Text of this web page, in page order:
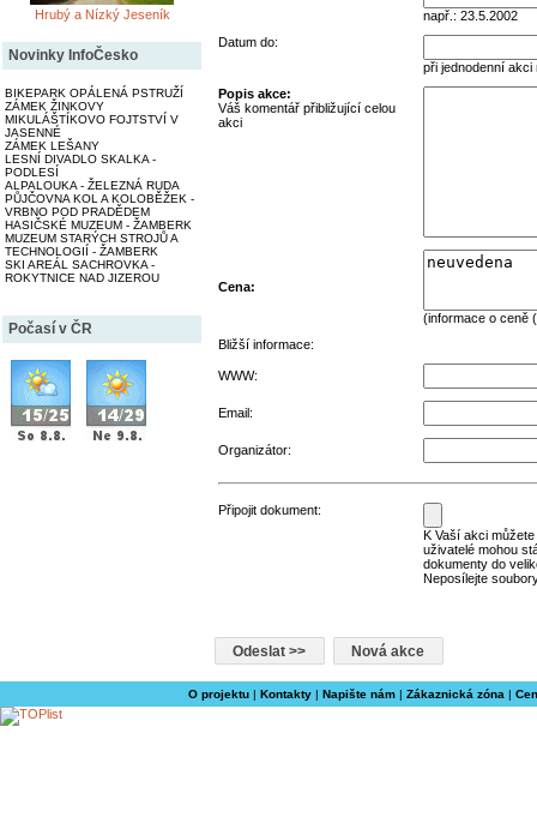
Hrubý a Nízký Jeseník
Novinky InfoČesko
BIKEPARK OPÁLENÁ PSTRUŽÍ
ZÁMEK ŽINKOVY
MIKULÁŠTÍKOVO FOJTSTVÍ V
JASENNÉ
ZÁMEK LEŠANY
LESNÍ DIVADLO SKALKA -
PODLESÍ
ALPALOUKA - ŽELEZNÁ RUDA
PŮJČOVNA KOL A KOLOBĚŽEK -
VRBNO POD PRADĚDEM
HASIČSKÉ MUZEUM - ŽAMBERK
MUZEUM STARÝCH STROJŮ A
TECHNOLOGIÍ - ŽAMBERK
SKI AREÁL SACHROVKA -
ROKYTNICE NAD JIZEROU
Počasí v ČR
např.: 23.5.2002
Datum do:
při jednodenní akci
Popis akce:
Váš komentář přibližující celou
akci
Cena:
(informace o ceně
Bližší informace:
WWW:
Email:
Organizátor:
Připojit dokument:
K Vaší akci
uživatelé mohou
dokumenty do
Neposílejte
O projektu| Kontakty| Napište nám| Zákaznická zóna |